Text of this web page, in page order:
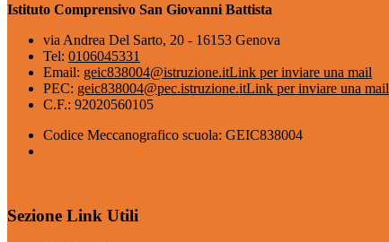
Istituto Comprensivo San Giovanni Battista
via Andrea Del Sarto, 20 - 16153 Genova
Tel: 0106045331
Email: geic838004@istruzione.itLink per inviare una mail
PEC: geic838004@pec.istruzione.itLink per inviare una mail
C.F.: 92020560105
Codice Meccanografico scuola: GEIC838004
Sezione Link Utili